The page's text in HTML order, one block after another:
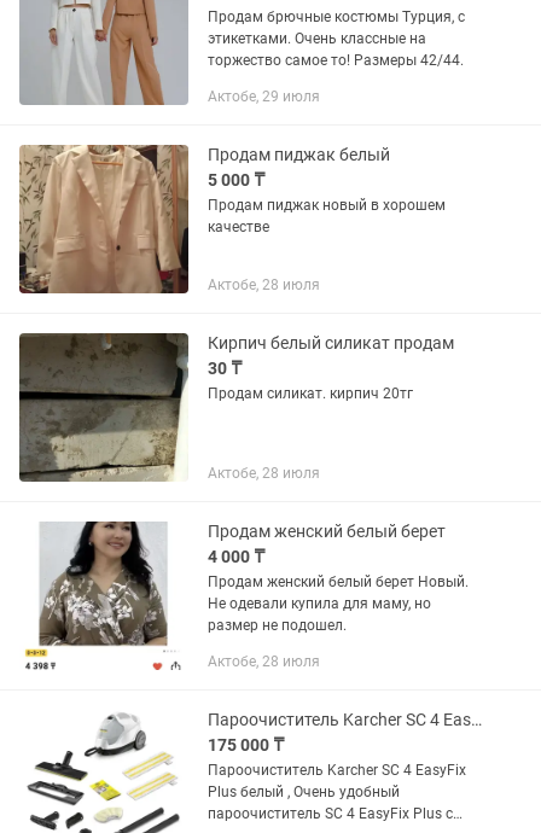
Продам брючные костюмы Турция, с
этикетками. Очень классные на
торжество самое то! Размеры 42/44.
Актобе, 29 июля
Продам пиджак белый
5 000 ₸
Продам пиджак новый в хорошем
качестве
Актобе, 28 июля
Кирпич белый силикат продам
30 ₸
Продам силикат. кирпич 20тг
Актобе, 28 июля
Продам женский белый берет
4 000 ₸
Продам женский белый берет Новый.
Не одевали купила для маму, но
размер не подошел.
Актобе, 28 июля
Пароочиститель Karcher SC 4 EasyFix Plus белый
175 000 ₸
Пароочиститель Karcher SC 4 EasyFix
Plus белый , Очень удобный
пароочиститель SC 4 EasyFix Plus с